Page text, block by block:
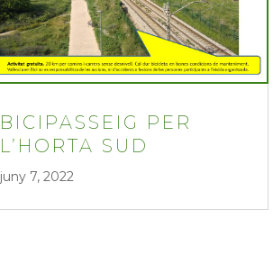
BICIPASSEIG PER
L’HORTA SUD
juny 7, 2022